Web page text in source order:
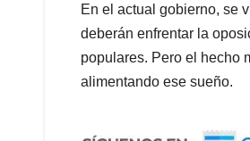
En el actual gobierno, se
deberán enfrentar la
populares. Pero el hecho
alimentando ese sueño.